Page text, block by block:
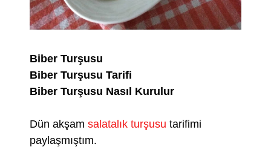
Biber Turşusu
Biber Turşusu Tarifi
Biber Turşusu Nasıl Kurulur
Dün akşam salatalık turşusu tarifimi
paylaşmıştım.